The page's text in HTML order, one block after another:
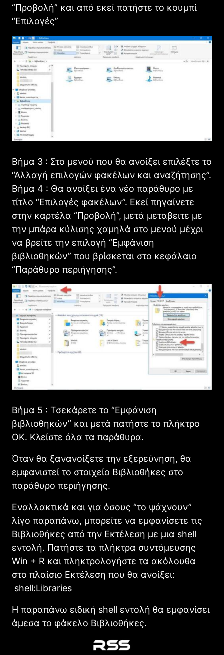
“Προβολή” και από εκεί πατήστε το κουμπί
“Επιλογές”
Βήμα 3 : Στο μενού που θα ανοίξει επιλέξτε το
“Αλλαγή επιλογών φακέλων και αναζήτησης”.
Βήμα 4 : Θα ανοίξει ένα νέο παράθυρο με
τίτλο “Επιλογές φακέλων”. Εκεί πηγαίνετε
στην καρτέλα “Προβολή”, μετά μεταβειτε με
την μπάρα κύλισης χαμηλά στο μενού μέχρι
να βρείτε την επιλογή “Εμφάνιση
βιβλιοθηκών” που βρίσκεται στο κεφάλαιο
“Παράθυρο περιήγησης”.
Βήμα 5 : Τσεκάρετε το “Εμφάνιση
βιβλιοθηκών” και μετά πατήστε το πλήκτρο
ΟΚ. Κλείστε όλα τα παράθυρα.
Όταν θα ξανανοίξετε την εξερεύνηση, θα
εμφανιστεί το στοιχείο Βιβλιοθήκες στο
παράθυρο περιήγησης.
Εναλλακτικά και για όσους “το ψάχνουν”
λίγο παραπάνω, μπορείτε να εμφανίσετε τις
Βιβλιοθήκες από την Εκτέλεση με μια shell
εντολή. Πατήστε τα πλήκτρα συντόμευσης
Win + R και πληκτρολογήστε τα ακόλουθα
στο πλαίσιο Εκτέλεση που θα ανοίξει:
shell:Libraries
Η παραπάνω ειδική shell εντολή θα εμφανίσει
άμεσα το φάκελο Βιβλιοθήκες.